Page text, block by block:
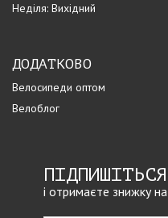
Неділя: Вихідний
ДОДАТКОВО
Велосипеди оптом
Велоблог
і отримаєте знижку